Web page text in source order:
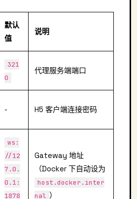
默认
值
说明
321
0
代理服务端端口
- H5 客户端连接密码
ws:
//12
7.0.
0.1:
1878
Gateway 地址
（Docker 下自动设为
host.docker.inter
nal ）